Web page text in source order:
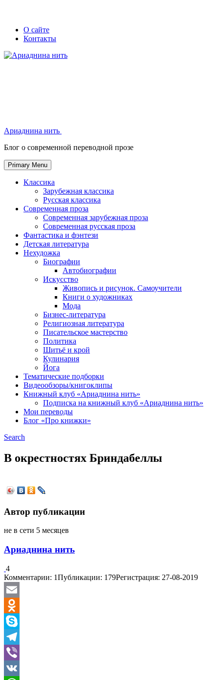
Skip
Secondary
left
navigation
Secondary
right
navigation
О сайте
Контакты
Ариаднина нить
Блог о современной переводной прозе
Primary Menu
Классика
Зарубежная классика
Русская классика
Современная проза
Современная зарубежная проза
Современная русская проза
Фантастика и фэнтези
Детская литература
Нехудожка
Биографии
Автобиографии
Искусство
Живопись и рисунок. Самоучители
Книги о художниках
Мода
Бизнес-литература
Религиозная литература
Писательское мастерство
Политика
Шитьё и крой
Кулинария
Йога
Тематические подборки
Видеообзоры/книгоклипы
Книжный клуб «Ариаднина нить»
Подписка на книжный клуб «Ариаднина нить»
Мои переводы
Блог «Про книжки»
Search
В окрестностях Бриндабеллы
Автор публикации
не в сети 5 месяцев
Ариаднина нить
4
Комментарии: 1Публикации: 179Регистрация: 27-08-2019
Email
Odnoklassniki
Skype
Telegram
Viber